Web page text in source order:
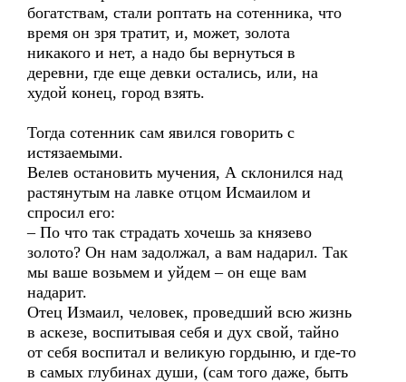
богатствам, стали роптать на сотенника, что
время он зря тратит, и, может, золота
никакого и нет, а надо бы вернуться в
деревни, где еще девки остались, или, на
худой конец, город взять.
Тогда сотенник сам явился говорить с
истязаемыми.
Велев остановить мучения, А склонился над
растянутым на лавке отцом Исмаилом и
спросил его:
– По что так страдать хочешь за князево
золото? Он нам задолжал, а вам надарил. Так
мы ваше возьмем и уйдем – он еще вам
надарит.
Отец Измаил, человек, проведший всю жизнь
в аскезе, воспитывая себя и дух свой, тайно
от себя воспитал и великую гордыню, и где-то
в самых глубинах души, (сам того даже, быть